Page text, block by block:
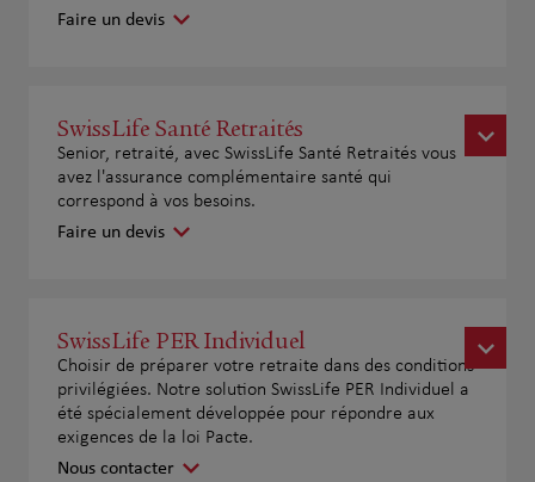
Faire un devis
SwissLife Santé Retraités
Senior, retraité, avec SwissLife Santé Retraités vous
avez l'assurance complémentaire santé qui
correspond à vos besoins.
Faire un devis
SwissLife PER Individuel
Choisir de préparer votre retraite dans des conditions
privilégiées. Notre solution SwissLife PER Individuel a
été spécialement développée pour répondre aux
exigences de la loi Pacte.
Nous contacter